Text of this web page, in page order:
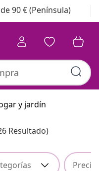
90 € (Península)
Colección de
y jardín
Resultado)
Precio